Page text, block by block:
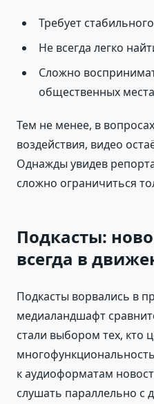
Требует
Не всегда легко
Сложно
общественных
Тем не менее, в
воздействия, видео
Однажды увидев
сложно ограничиться
Подкасты:
всегда в
Подкасты ворвались в
медиаландшафт
стали выбором тех, кто
к аудиоформатам
слушать параллельно с